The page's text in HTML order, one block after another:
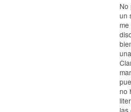
No
un
no
las